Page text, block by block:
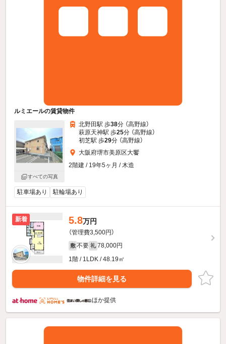
ルミエールの賃貸物件
すべての写真
北野田駅 歩38分 （高野線）
萩原天神駅 歩25分 （高野線）
初芝駅 歩29分 （高野線）
大阪府堺市美原区大饗
2階建 / 19年5ヶ月 / 木造
駐車場あり 駐輪場あり
新着 5.8万円
（管理費3,500円）
敷 不要 礼 78,000円
1階 / 1LDK / 48.19㎡
物件詳細を見る
ほか提供